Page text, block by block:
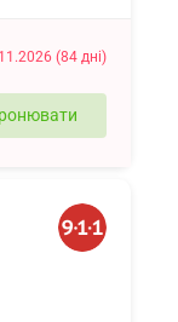
(84 дні)